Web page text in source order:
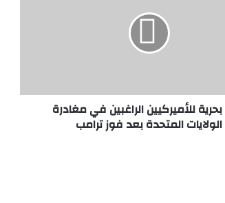
صور”
للأميركيين الراغبين في مغادرة
الولايات المتحدة بعد فوز ترامب